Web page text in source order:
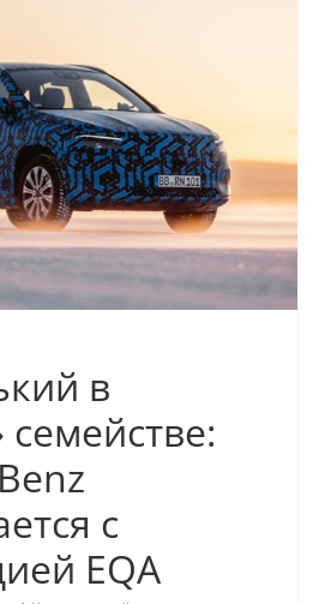
в
с
EQA